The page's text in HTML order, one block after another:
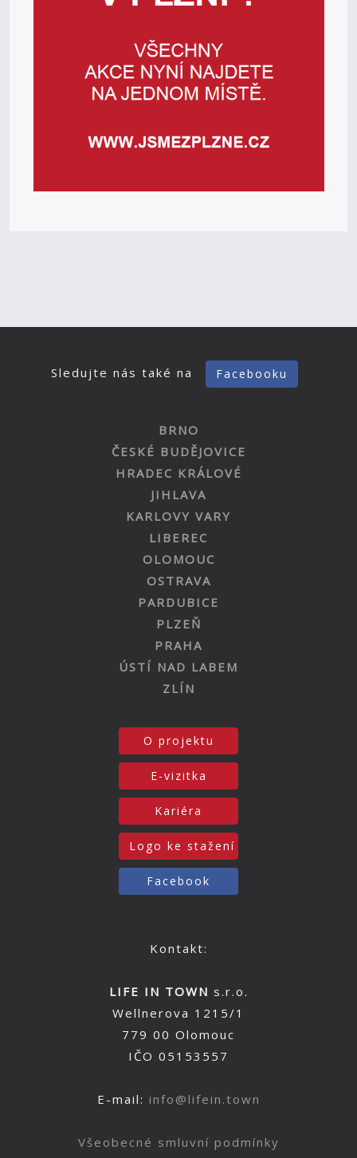
Sledujte nás také na Facebooku
BRNO
ČESKÉ BUDĚJOVICE
HRADEC KRÁLOVÉ
JIHLAVA
KARLOVY VARY
LIBEREC
OLOMOUC
OSTRAVA
PARDUBICE
PLZEŇ
PRAHA
ÚSTÍ NAD LABEM
ZLÍN
O projektu
E-vizitka
Kariéra
Logo ke stažení
Facebook
Kontakt:
LIFE IN TOWN s.r.o.
Wellnerova 1215/1
779 00 Olomouc
IČO 05153557
E-mail: info@lifein.town
Všeobecné smluvní podmínky